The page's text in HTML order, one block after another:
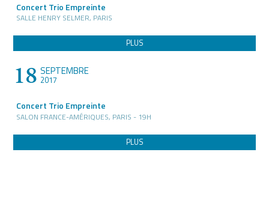
Concert Trio Empreinte
SALLE HENRY SELMER, PARIS
PLUS
18 SEPTEMBRE
2017
Concert Trio Empreinte
SALON FRANCE-AMÉRIQUES, PARIS - 19H
PLUS